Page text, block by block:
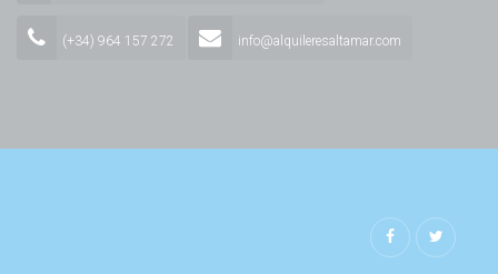
(+34) 964 157 272 info@alquileresaltamar.com